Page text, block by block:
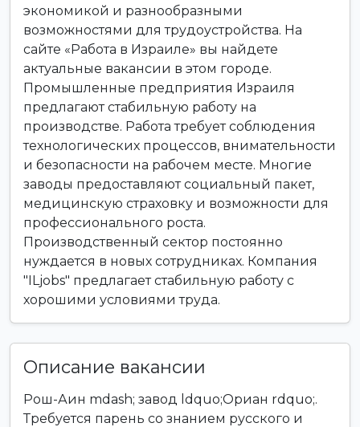
экономикой и разнообразными
возможностями для трудоустройства. На
сайте «Работа в Израиле» вы найдете
актуальные вакансии в этом городе.
Промышленные предприятия Израиля
предлагают стабильную работу на
производстве. Работа требует соблюдения
технологических процессов, внимательности
и безопасности на рабочем месте. Многие
заводы предоставляют социальный пакет,
медицинскую страховку и возможности для
профессионального роста.
Производственный сектор постоянно
нуждается в новых сотрудниках. Компания
"ILjobs" предлагает стабильную работу с
хорошими условиями труда.
Описание вакансии
Рош-Аин mdash; завод ldquo;Ориан rdquo;.
Требуется парень со знанием русского и